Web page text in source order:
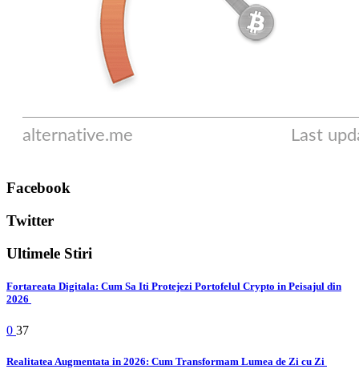
Facebook
Twitter
Ultimele Stiri
Fortareata Digitala: Cum Sa Iti Protejezi Portofelul Crypto in Peisajul din
2026
0 37
Realitatea Augmentata in 2026: Cum Transformam Lumea de Zi cu Zi